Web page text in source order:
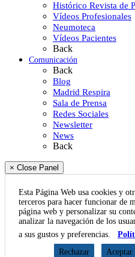
Histórico Revista de
Vídeos Profesionales
Neumoteca
Vídeos Pacientes
Back
Comunicación
Back
Blog
Madrid Respira
Sala de Prensa
Redes Sociales
Newsletter
News
Back
× Close Panel
Esta Página Web usa cookies y
terceros para hacer funcionar de
página web y personalizar su
analizar la navegación de los
a sus gustos y preferencias.
Rechazar
Aceptar